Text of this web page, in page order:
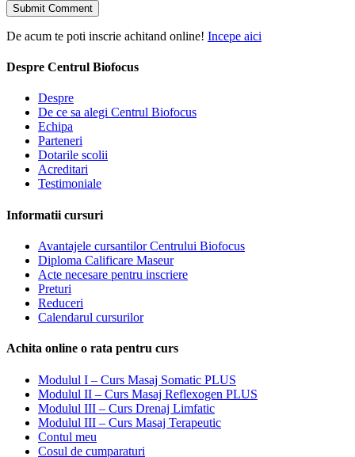
De acum te poti inscrie achitand online! Incepe aici
Despre Centrul Biofocus
Despre
De ce sa alegi Centrul Biofocus
Echipa
Parteneri
Dotarile scolii
Acreditari
Testimoniale
Informatii cursuri
Avantajele cursantilor Centrului Biofocus
Diploma Calificare Maseur
Acte necesare pentru inscriere
Preturi
Reduceri
Calendarul cursurilor
Achita online o rata pentru curs
Modulul I – Curs Masaj Somatic PLUS
Modulul II – Curs Masaj Reflexogen PLUS
Modulul III – Curs Drenaj Limfatic
Modulul III – Curs Masaj Terapeutic
Contul meu
Cosul de cumparaturi